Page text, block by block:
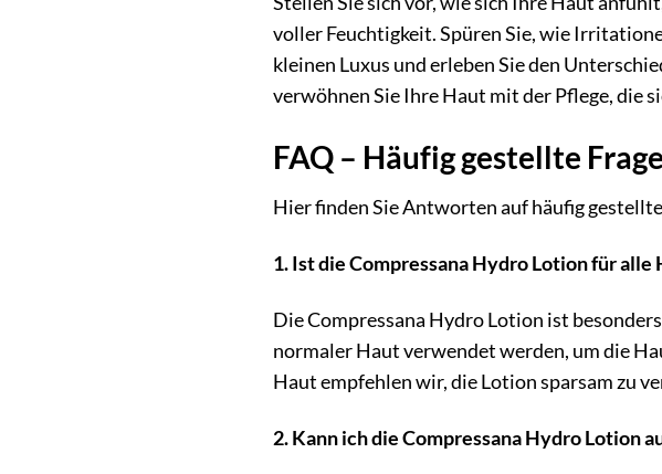
voller Feuchtigkeit. Spüren Sie, wie
kleinen Luxus und erleben Sie den
verwöhnen Sie Ihre Haut mit der Pflege, die
FAQ – Häufig gestellte
Hier finden Sie Antworten auf häufig
1. Ist die Compressana Hydro Lotion für
Die Compressana Hydro Lotion ist
normaler Haut verwendet werden, um die
Haut empfehlen wir, die Lotion sparsam zu
2. Kann ich die Compressana Hydro Lotion